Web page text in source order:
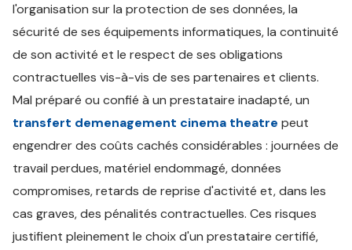
l'organisation sur la protection de ses données, la
sécurité de ses équipements informatiques, la continuité
de son activité et le respect de ses obligations
contractuelles vis-à-vis de ses partenaires et clients.
Mal préparé ou confié à un prestataire inadapté, un
transfert demenagement cinema theatre peut
engendrer des coûts cachés considérables : journées de
travail perdues, matériel endommagé, données
compromises, retards de reprise d'activité et, dans les
cas graves, des pénalités contractuelles. Ces risques
justifient pleinement le choix d'un prestataire certifié,